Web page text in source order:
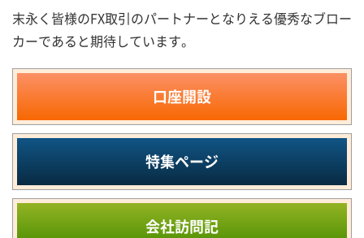
末永く皆様のFX取引のパートナーとなりえる優秀なブロー
カーであると期待しています。
口座開設
特集ページ
会社訪問記